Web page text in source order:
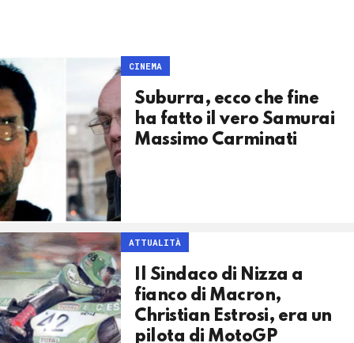
CINEMA
Suburra, ecco che fine
ha fatto il vero Samurai
Massimo Carminati
ATTUALITÀ
Il Sindaco di Nizza a
fianco di Macron,
Christian Estrosi, era un
pilota di MotoGP